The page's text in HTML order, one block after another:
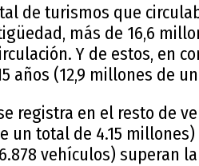
de turismos que
más de 16,6
Y de estos, en
años (12,9 millones de
registra en el resto de
un total de 4.15
vehículos) superan